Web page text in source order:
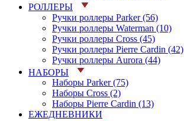
РОЛЛЕРЫ
Ручки роллеры Parker (56)
Ручки роллеры Waterman (10)
Ручки роллеры Cross (45)
Ручки роллеры Pierre Cardin (42)
Ручки роллеры Aurora (44)
НАБОРЫ
Наборы Parker (75)
Наборы Cross (2)
Наборы Pierre Cardin (13)
ЕЖЕДНЕВНИКИ